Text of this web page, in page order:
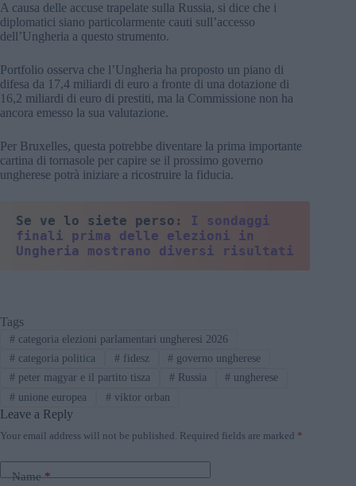
A causa delle accuse trapelate sulla Russia, si dice che i
diplomatici siano particolarmente cauti sull’accesso
dell’Ungheria a questo strumento.
Portfolio osserva che l’Ungheria ha proposto un piano di
difesa da 17,4 miliardi di euro a fronte di una dotazione di
16,2 miliardi di euro di prestiti, ma la Commissione non ha
ancora emesso la sua valutazione.
Per Bruxelles, questa potrebbe diventare la prima importante
cartina di tornasole per capire se il prossimo governo
ungherese potrà iniziare a ricostruire la fiducia.
Se ve lo siete perso:
I sondaggi
finali prima delle elezioni in
Ungheria mostrano diversi risultati
Tags
#categoria elezioni parlamentari ungheresi 2026
#categoria politica #fidesz # governo ungherese
#peter magyar e il partito tisza #Russia # ungherese
#unione europea #viktor orban
Leave a Reply
Your email address will not be published. Required fields are marked *
Name*